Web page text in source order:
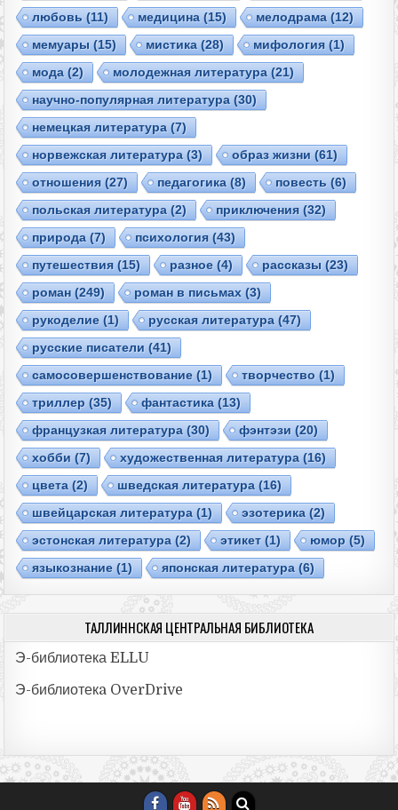
любовь(11) медицина(15) мелодрама(12)
мемуары(15) мистика(28) мифология(1)
мода(2) молодежная литература(21)
научно-популярная литература(30)
немецкая литература(7)
норвежская литература(3) образ жизни(61)
отношения(27) педагогика(8) повесть(6)
польская литература(2) приключения(32)
природа(7) психология(43)
путешествия(15) разное(4) рассказы(23)
роман(249) роман в письмах(3)
рукоделие(1) русская литература(47)
русские писатели(41)
самосовершенствование(1) творчество(1)
триллер(35) фантастика(13)
французкая литература(30) фэнтэзи(20)
хобби(7) художественная литература(16)
цвета(2) шведская литература(16)
швейцарская литература(1) эзотерика(2)
эстонская литература(2) этикет(1) юмор(5)
языкознание(1) японская литература(6)
ТАЛЛИННСКАЯ ЦЕНТРАЛЬНАЯ БИБЛИОТЕКА
Э-библиотека ELLU
Э-библиотекa OverDrive